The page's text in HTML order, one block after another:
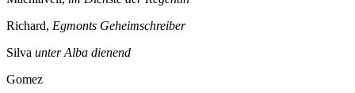
Richard, Egmonts Geheimschreiber
Silva unter Alba dienend
Gomez